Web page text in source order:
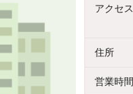
アクセス
住所
営業時間